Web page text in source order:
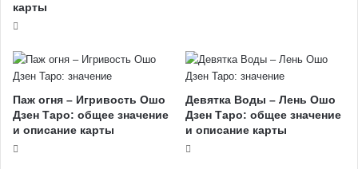
карты
Паж огня – Игривость Ошо
Дзен Таро: общее значение
и описание карты
Девятка Воды – Лень Ошо
Дзен Таро: общее значение
и описание карты